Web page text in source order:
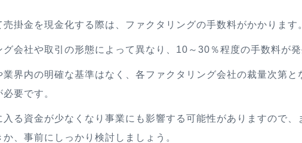
掛金を現金化する際は、ファクタリングの手数料がかかります
会社や取引の形態によって異なり、10～30％程度の手数料が発
界内の明確な基準はなく、各ファクタリング会社の裁量次第
要です。
る資金が少なくなり事業にも影響する可能性がありますので、
、事前にしっかり検討しましょう。